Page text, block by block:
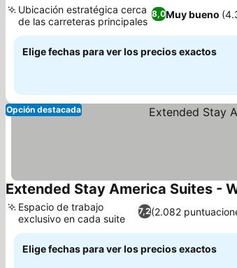
8,0Muy bueno
Ubicación estratégica cerca
de las carreteras principales
Elige fechas para ver los precios exactos
Opción destacada
Extended Stay America Suites -
7,2(2.082
Espacio de trabajo
exclusivo en cada suite
Elige fechas para ver los precios exactos